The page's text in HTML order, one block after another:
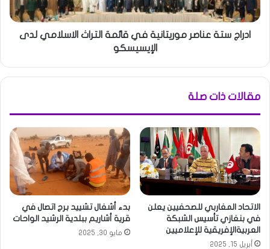
ادراج ستة عناصر موريتانية في قائمة التراث الاسلامي لدى
الإيسيسكو
مقالات ذات صلة
الاتحاد المغاربي للصحفيين يعلن
في بنغازي تأسيس الشبكة
العربيةالإفريقية للإعلاميين
أبريل 15, 2025
بدء أشغال تشييد برج اتصال في
قرية أشاريم ببلدية الرشيد الواحات
مايو 30, 2025